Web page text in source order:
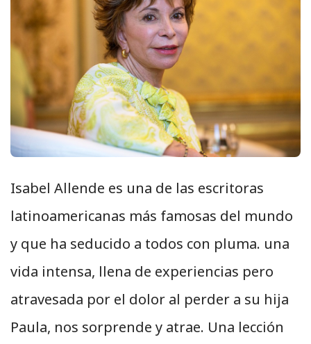
Isabel Allende es una de las escritoras
latinoamericanas más famosas del mundo
y que ha seducido a todos con pluma. una
vida intensa, llena de experiencias pero
atravesada por el dolor al perder a su hija
Paula, nos sorprende y atrae. Una lección